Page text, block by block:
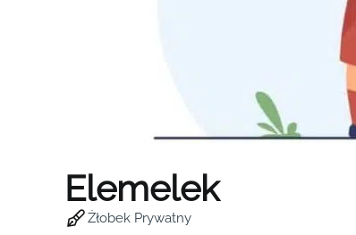
Elemelek
Żłobek Prywatny